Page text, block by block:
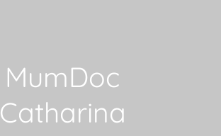
MumDoc
Catharina